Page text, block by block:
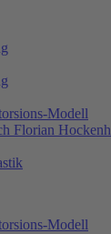
Modell
Florian
Modell